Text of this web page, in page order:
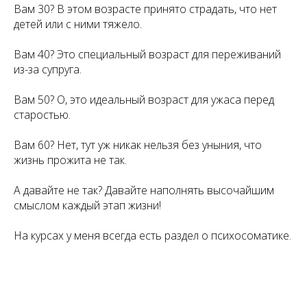
Вам 30? В этом возрасте принято страдать, что нет
детей или с ними тяжело.
Вам 40? Это специальный возраст для переживаний
из-за супруга.
Вам 50? О, это идеальный возраст для ужаса перед
старостью.
Вам 60? Нет, тут уж никак нельзя без уныния, что
жизнь прожита не так.
А давайте не так? Давайте наполнять высочайшим
смыслом каждый этап жизни!
На курсах у меня всегда есть раздел о психосоматике.